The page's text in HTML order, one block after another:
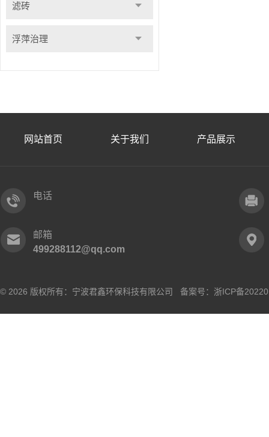
滤砖
浮萍治理
网站首页 关于我们 产品展示
电话
邮箱
499288112@qq.com
© 2026 版权所有：宁波君鑫环保科技有限公司 备案号： 浙ICP备